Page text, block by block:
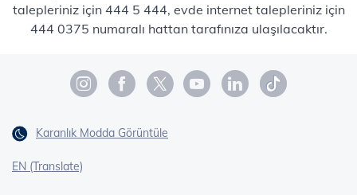
talepleriniz için 444 5 444, evde internet talepleriniz için
444 0375 numaralı hattan tarafınıza ulaşılacaktır.
Karanlık Modda Görüntüle
EN (Translate)